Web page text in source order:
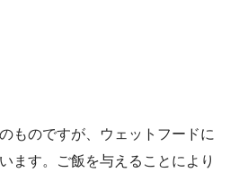
ものですが、ウェットフードに
ます。ご飯を与えることにより